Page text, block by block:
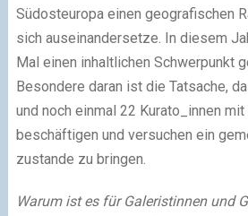
Südosteuropa einen geografischen
sich auseinandersetze. In diesem
Mal einen inhaltlichen Schwerpunkt
Besondere daran ist die Tatsache,
und noch einmal 22 Kurato_innen
beschäftigen und versuchen ein
zustande zu bringen.
Warum ist es für Galeristinnen und